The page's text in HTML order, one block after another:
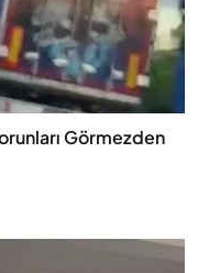
Görmezden